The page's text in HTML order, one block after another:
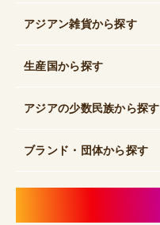
アジアン雑貨から探す
生産国から探す
アジアの少数民族から探す
ブランド・団体から探す